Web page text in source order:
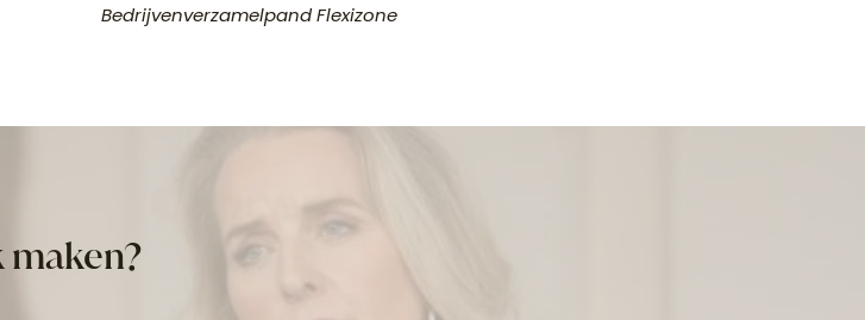
Bedrijvenverzamelpand Flexizone
maken?